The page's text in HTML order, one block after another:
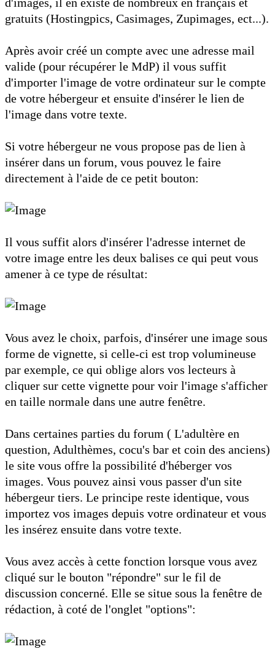
d'images, il en existe de nombreux en français et
gratuits (Hostingpics, Casimages, Zupimages, ect...).
Après avoir créé un compte avec une adresse mail
valide (pour récupérer le MdP) il vous suffit
d'importer l'image de votre ordinateur sur le compte
de votre hébergeur et ensuite d'insérer le lien de
l'image dans votre texte.
Si votre hébergeur ne vous propose pas de lien à
insérer dans un forum, vous pouvez le faire
directement à l'aide de ce petit bouton:
Il vous suffit alors d'insérer l'adresse internet de
votre image entre les deux balises ce qui peut vous
amener à ce type de résultat:
Vous avez le choix, parfois, d'insérer une image sous
forme de vignette, si celle-ci est trop volumineuse
par exemple, ce qui oblige alors vos lecteurs à
cliquer sur cette vignette pour voir l'image s'afficher
en taille normale dans une autre fenêtre.
Dans certaines parties du forum ( L'adultère en
question, Adulthèmes, cocu's bar et coin des anciens)
le site vous offre la possibilité d'héberger vos
images. Vous pouvez ainsi vous passer d'un site
hébergeur tiers. Le principe reste identique, vous
importez vos images depuis votre ordinateur et vous
les insérez ensuite dans votre texte.
Vous avez accès à cette fonction lorsque vous avez
cliqué sur le bouton "répondre" sur le fil de
discussion concerné. Elle se situe sous la fenêtre de
rédaction, à coté de l'onglet "options":